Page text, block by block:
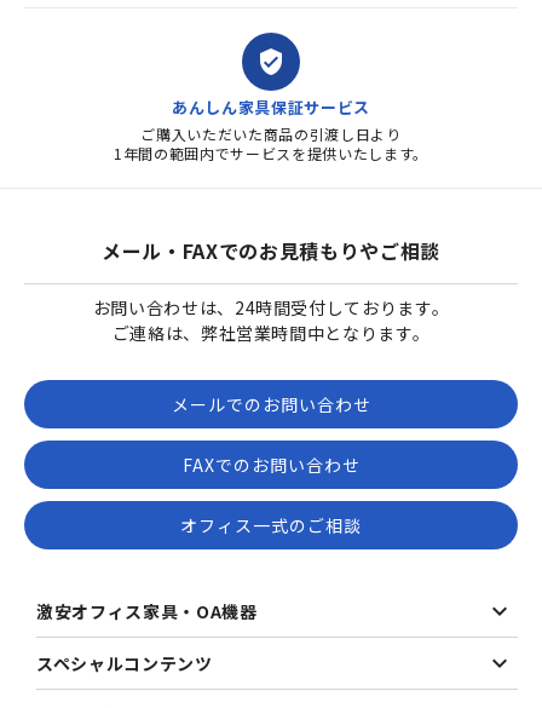
verified_user
あんしん家具保証サービス
ご購入いただいた商品の引渡し日より
1年間の範囲内でサービスを提供いたします。
メール・FAXでのお見積もりやご相談
お問い合わせは、24時間受付しております。
ご連絡は、弊社営業時間中となります。
メールでのお問い合わせ
FAXでのお問い合わせ
オフィス一式のご相談
激安オフィス家具・OA機器
スペシャルコンテンツ